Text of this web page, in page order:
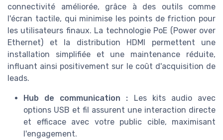
connectivité améliorée, grâce à des outils comme
l'écran tactile, qui minimise les points de friction pour
les utilisateurs finaux. La technologie PoE (Power over
Ethernet) et la distribution HDMI permettent une
installation simplifiée et une maintenance réduite,
influant ainsi positivement sur le coût d'acquisition de
leads.
Hub de communication : Les kits audio avec
options USB et fil assurent une interaction directe
et efficace avec votre public cible, maximisant
l'engagement.